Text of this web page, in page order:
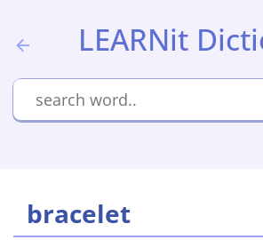
LEARNit
bracelet